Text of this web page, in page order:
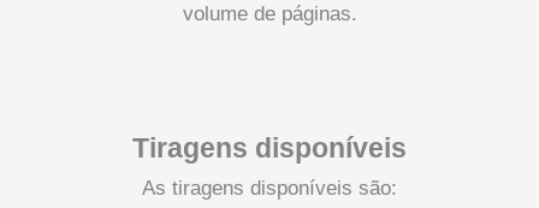
volume de páginas.
Tiragens disponíveis
As tiragens disponíveis são: